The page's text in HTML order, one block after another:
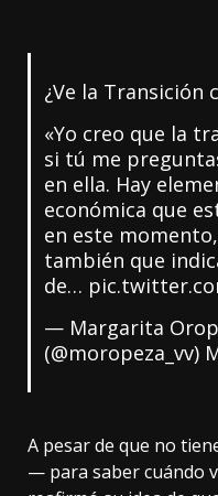
¿Ve la Transición
«Yo creo que la
si tú me
en ella. Hay
económica que
en este
también que
de…
— Margarita
(@moropeza_vv)
A pesar de que no
— para saber cuándo